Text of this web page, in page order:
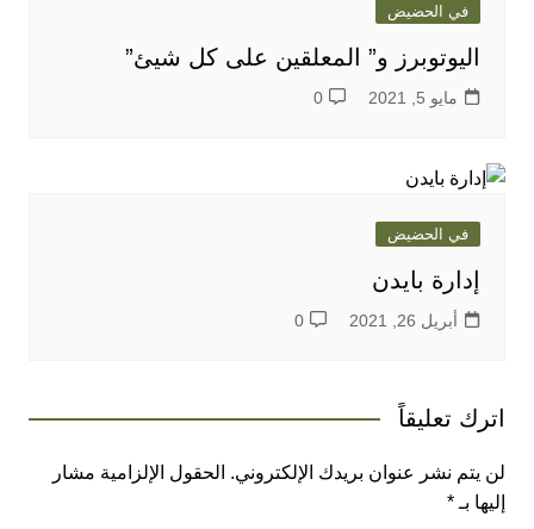
في الحضيض
اليوتوبرز و” المعلقين على كل شيئ”
مايو 5, 2021 0
في الحضيض
إدارة بايدن
أبريل 26, 2021 0
اترك تعليقاً
لن يتم نشر عنوان بريدك الإلكتروني. الحقول الإلزامية مشار
إليها بـ *